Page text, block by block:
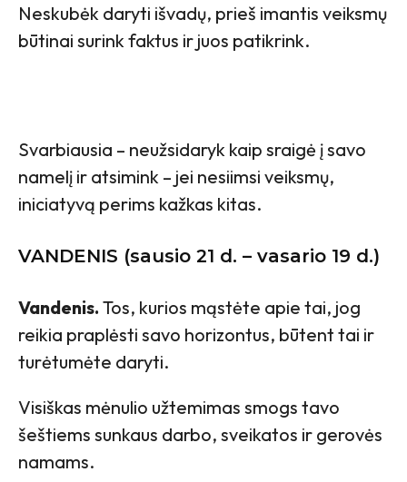
Neskubėk daryti išvadų, prieš imantis veiksmų
būtinai surink faktus ir juos patikrink.
Svarbiausia – neužsidaryk kaip sraigė į savo
namelį ir atsimink – jei nesiimsi veiksmų,
iniciatyvą perims kažkas kitas.
VANDENIS (sausio 21 d. – vasario 19 d.)
Vandenis. Tos, kurios mąstėte apie tai, jog
reikia praplėsti savo horizontus, būtent tai ir
turėtumėte daryti.
Visiškas mėnulio užtemimas smogs tavo
šeštiems sunkaus darbo, sveikatos ir gerovės
namams.